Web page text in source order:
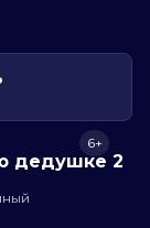
дедушке 2
6+